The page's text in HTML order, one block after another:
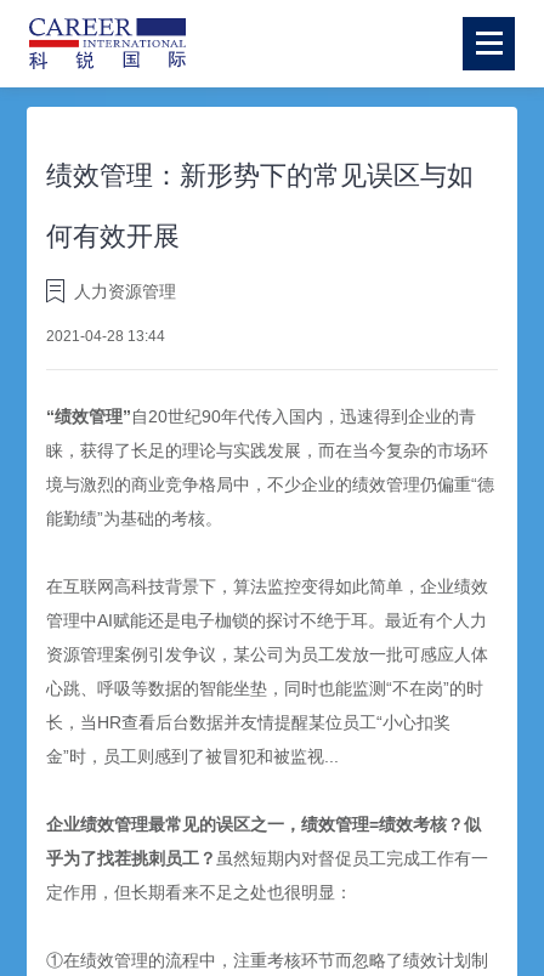
绩效管理：新形势下的常见误区与如
何有效开展
人力资源管理
2021-04-28 13:44
“绩效管理”自20世纪90年代传入国内，迅速得到企业的青
睐，获得了长足的理论与实践发展，而在当今复杂的市场环
境与激烈的商业竞争格局中，不少企业的绩效管理仍偏重“德
能勤绩”为基础的考核。
在互联网高科技背景下，算法监控变得如此简单，企业绩效
管理中AI赋能还是电子枷锁的探讨不绝于耳。最近有个人力
资源管理案例引发争议，某公司为员工发放一批可感应人体
心跳、呼吸等数据的智能坐垫，同时也能监测“不在岗”的时
长，当HR查看后台数据并友情提醒某位员工“小心扣奖
金”时，员工则感到了被冒犯和被监视...
企业绩效管理最常见的误区之一，绩效管理=绩效考核？似
乎为了找茬挑刺员工？虽然短期内对督促员工完成工作有一
定作用，但长期看来不足之处也很明显：
①在绩效管理的流程中，注重考核环节而忽略了绩效计划制